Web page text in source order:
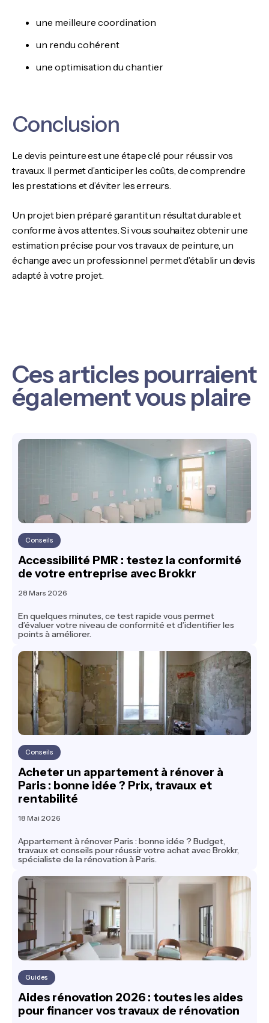
une meilleure coordination
un rendu cohérent
une optimisation du chantier
Conclusion
Le devis peinture est une étape clé pour réussir vos
travaux. Il permet d’anticiper les coûts, de comprendre
les prestations et d’éviter les erreurs.
Un projet bien préparé garantit un résultat durable et
conforme à vos attentes. Si vous souhaitez obtenir une
estimation précise pour vos travaux de peinture, un
échange avec un professionnel permet d’établir un devis
adapté à votre projet.
Ces articles pourraient
également vous plaire
Conseils
Accessibilité PMR : testez la conformité
de votre entreprise avec Brokkr
28 Mars 2026
En quelques minutes, ce test rapide vous permet
d’évaluer votre niveau de conformité et d’identifier les
points à améliorer.
Conseils
Acheter un appartement à rénover à
Paris : bonne idée ? Prix, travaux et
rentabilité
18 Mai 2026
Appartement à rénover Paris : bonne idée ? Budget,
travaux et conseils pour réussir votre achat avec Brokkr,
spécialiste de la rénovation à Paris.
Guides
Aides rénovation 2026 : toutes les aides
pour financer vos travaux de rénovation